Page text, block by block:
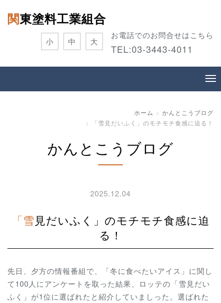
関東塗料工業組合
お電話でのお問合せはこちら
TEL:03-3443-4011
小 中 大
ホーム
かんとこうブログ
「雪見だいふく」のモチモチ食感に迫る！
かんとこうブログ
2025.12.04
「雪見だいふく」のモチモチ食感に迫
る！
先日、夕方の情報番組で、「冬に食べたいアイス」に関し
て100人にアンケートを取った結果、ロッテの「雪見だい
ふく」が1位に選ばれたと紹介していましった。選ばれた